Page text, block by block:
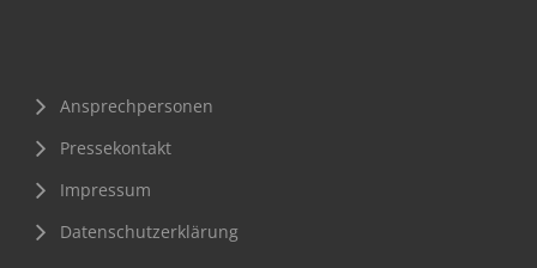
Ansprechpersonen
Pressekontakt
Impressum
Datenschutzerklärung